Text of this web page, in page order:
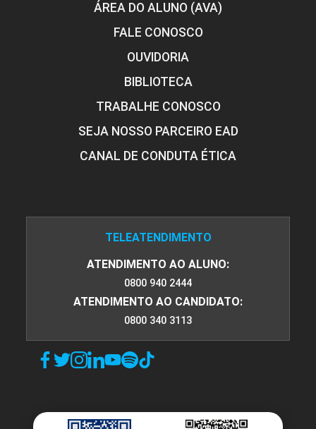
ÁREA DO ALUNO (AVA)
FALE CONOSCO
OUVIDORIA
BIBLIOTECA
TRABALHE CONOSCO
SEJA NOSSO PARCEIRO EAD
CANAL DE CONDUTA ÉTICA
TELEATENDIMENTO
ATENDIMENTO AO ALUNO:
0800 940 2444
ATENDIMENTO AO CANDIDATO:
0800 340 3113